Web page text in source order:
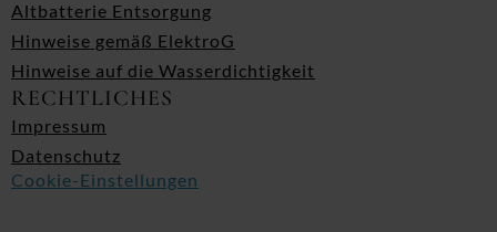
Altbatterie Entsorgung
Hinweise gemäß ElektroG
Hinweise auf die Wasserdichtigkeit
RECHTLICHES
Impressum
Datenschutz
Cookie-Einstellungen